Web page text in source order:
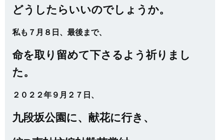
どうしたらいいのでしょうか。
私も７月８日、最後まで、
命を取り留めて下さるよう祈りまし
た。
２０２２年９月２７日、
九段坂公園に、献花に行き、